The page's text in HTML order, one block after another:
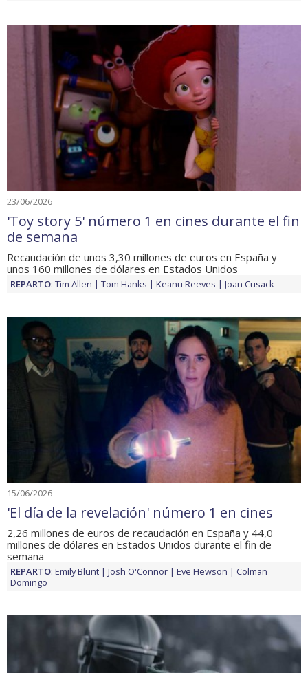
23/06/2026
'Toy story 5' número 1 en cines durante el fin
de semana
Recaudación de unos 3,30 millones de euros en España y
unos 160 millones de dólares en Estados Unidos
REPARTO: Tim Allen Tom Hanks Keanu Reeves Joan Cusack
15/06/2026
'El día de la revelación' número 1 en cines
2,26 millones de euros de recaudación en España y 44,0
millones de dólares en Estados Unidos durante el fin de
semana
REPARTO: Emily Blunt Josh O'Connor Eve Hewson
Colman
Domingo